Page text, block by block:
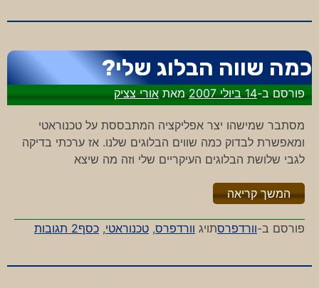
צלילים
שביניהם
כמה שווה הבלוג שלי?
פורסם ב-14 ביולי 2007 מאתאורי צציק
מסתבר שמישהו יצר אפליקציה המתבססת על טכנוראטי
ומאפשרת לבדוק כמה שווים הבלוגים שלנו. אז ערכתי בדיקה
לגבי שלושת הבלוגים העיקריים שלי וזה מה שיצא
המשך קריאה"%s"
פורסם ב-וורדפרסתויג וורדפרס, טכנוראטי, כסף2 תגובות
על
שווה